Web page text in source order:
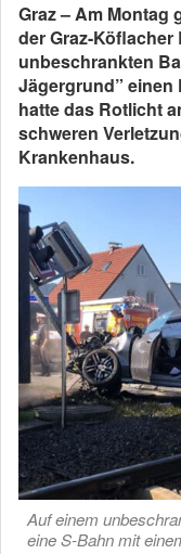
Graz – Am Montag
der Graz-Köflacher
unbeschrankten
Jägergrund” einen
hatte das Rotlicht
schweren
Krankenhaus.
Auf einem
eine S-Bahn mit